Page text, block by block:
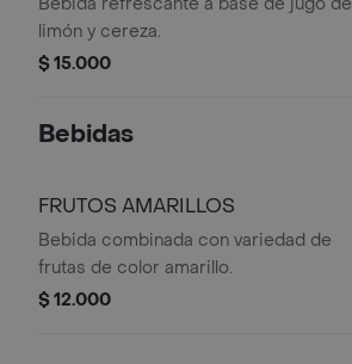
limón y cereza.
$ 15.000
Bebidas
FRUTOS AMARILLOS
Bebida combinada con variedad de
frutas de color amarillo.
$ 12.000